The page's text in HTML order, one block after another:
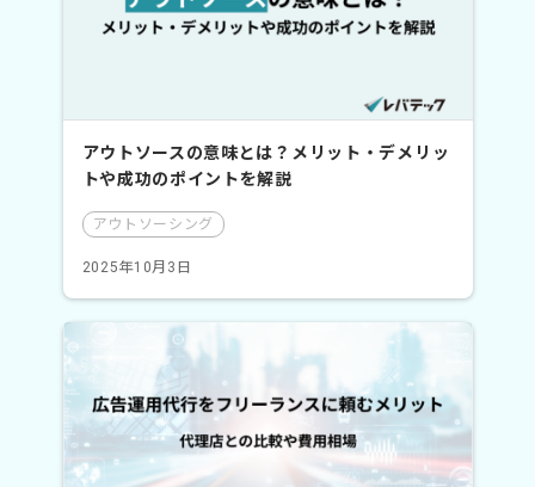
アウトソースの意味とは？メリット・デメリッ
トや成功のポイントを解説
アウトソーシング
2025年10月3日